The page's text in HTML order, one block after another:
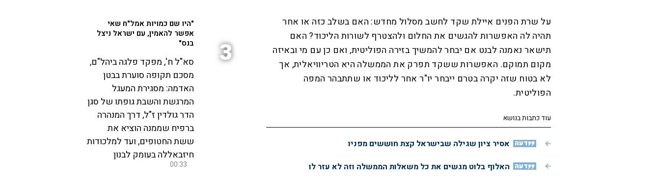
על שרת הפנים איילת שקד לחשב מסלול מחדש: האם בשלב כזה או אחר
תהיה לה האפשרות להגשים את החלום ולהצטרף לשורות הליכוד? האם
תישאר נאמנה לבנט אם יבחר להמשיך בזירה הפוליטית, ואם כן עם מי ובאיזה
מקום תמוקם. האפשרות ששקד תפרק את הממשלה היא הטריוויאלית, אך
לא בטוח שזה יקרה בטרם ייבחר יו"ר אחר לליכוד או שתתבהר המפה
הפוליטית.
עוד כתבות בנושא
דעה אסיר ציון שגילה שבישראל קצת חוששים מפניו
דעה האלוף בלוט מגשים את כל משאלות הממשלה וזה לא עזר לו
3
"היו שם כמויות אמל"ח שאי
אפשר להאמין, עם ישראל ניצל
בנס"
סא"ל ח', מפקד פלגה ביהל"ם,
מסכם תקופה סוערת בבטן
האדמה: מסגירת המעגל
המרגשת והשבת גופתו של סגן
הדר גולדין ז"ל, דרך המנהרה
ברפיח שממנה הוציא את
ששת החטופים, ועד למלכודות
חיזבאללה בעומק לבנון
00:33